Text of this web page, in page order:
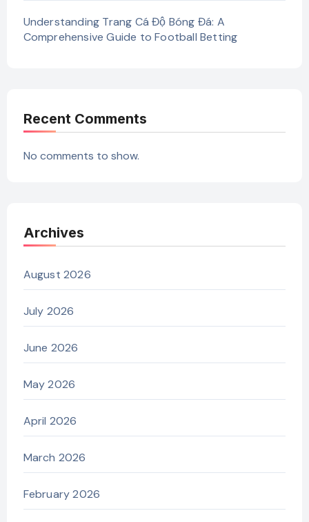
Understanding Trang Cá Độ Bóng Đá: A
Comprehensive Guide to Football Betting
Recent Comments
No comments to show.
Archives
August 2026
July 2026
June 2026
May 2026
April 2026
March 2026
February 2026